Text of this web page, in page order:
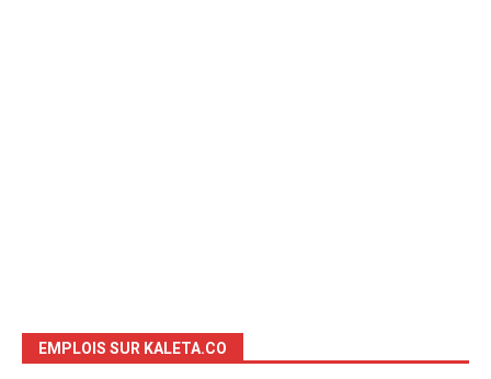
EMPLOIS SUR KALETA.CO